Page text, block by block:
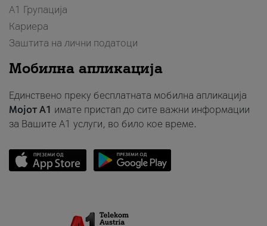
А1 Групација
Кариера
Заштита на лични податоци
Мобилна апликација
Единствено преку бесплатната мобилна апликација
Мојот A1 имате пристап до сите важни информации
за Вашите A1 услуги, во било кое време.